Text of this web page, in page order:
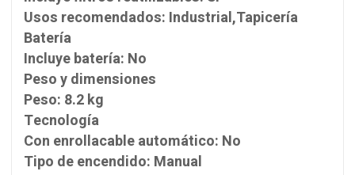
Usos recomendados: Industrial,Tapicería
Batería
Incluye batería: No
Peso y dimensiones
Peso: 8.2 kg
Tecnología
Con enrollacable automático: No
Tipo de encendido: Manual